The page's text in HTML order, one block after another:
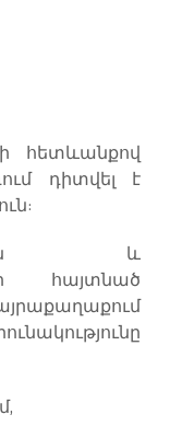
հետևանքով
դիտվել է
և
հայտնած